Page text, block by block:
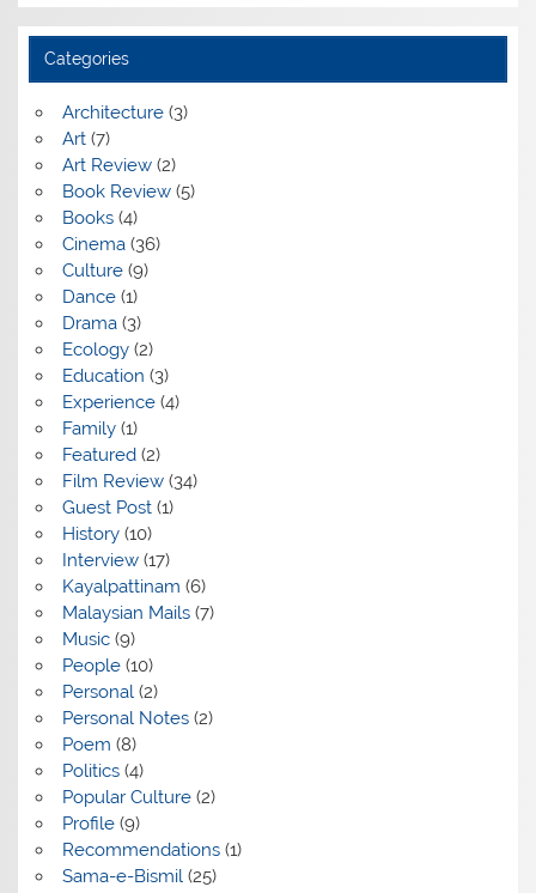
Categories
Architecture(3)
Art(7)
Art Review(2)
Book Review(5)
Books(4)
Cinema(36)
Culture(9)
Dance(1)
Drama(3)
Ecology(2)
Education (3)
Experience(4)
Family(1)
Featured(2)
Film Review(34)
Guest Post(1)
History(10)
Interview(17)
Kayalpattinam (6)
Malaysian Mails(7)
Music(9)
People(10)
Personal(2)
Personal Notes(2)
Poem (8)
Politics(4)
Popular Culture(2)
Profile(9)
Recommendations(1)
Sama-e-Bismil(25)